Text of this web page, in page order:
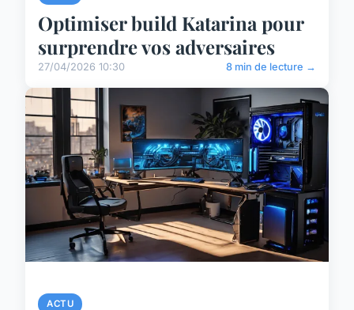
Optimiser build Katarina pour
surprendre vos adversaires
27/04/2026 10:30 8 min de lecture →
ACTU